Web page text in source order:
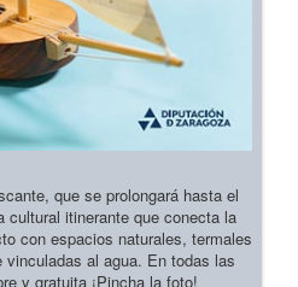
que se prolongará hasta el
cultural itinerante que conecta la
con espacios naturales, termales
al agua. En todas las
y gratuita ¡Pincha la foto!